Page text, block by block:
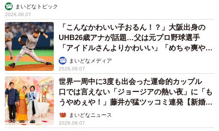
まいどなトピック
2026.08.07
「こんなかわいい子おるん！？」大阪出身の
UHB26歳アナが話題…父は元プロ野球選手
「アイドルさんよりかわいい」「めちゃ爽や
か」まいどなメディア
2026.08.07
世界一周中に3度も出会った運命的カップル
口では言えない「ジョージアの熱い夜」に「も
うやめぇや！」藤井が猛ツッコミ連発【新婚さ
ん】まいどなニュース
2026.08.07